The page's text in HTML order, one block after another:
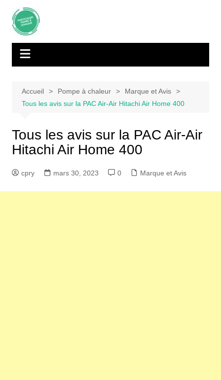
contenu
Accueil Pompe à chaleur
Marque et Avis
Tous les avis sur la PAC Air-Air Hitachi Air Home 400
Tous les avis sur la PAC Air-Air
Hitachi Air Home 400
cpry mars 30, 2023 0 Marque et Avis